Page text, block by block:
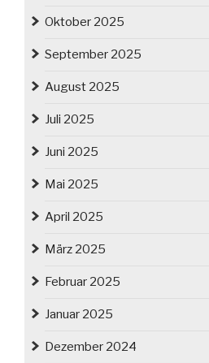
Oktober 2025
September 2025
August 2025
Juli 2025
Juni 2025
Mai 2025
April 2025
März 2025
Februar 2025
Januar 2025
Dezember 2024